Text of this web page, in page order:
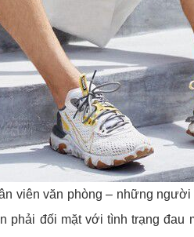
viên văn phòng – những
phải đối mặt với tình trạng